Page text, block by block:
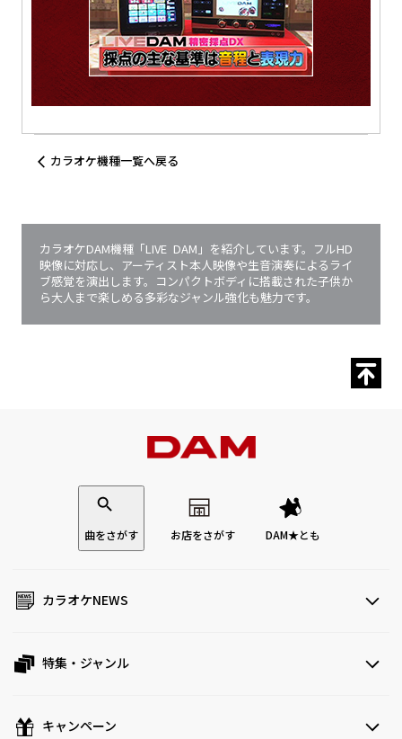
カラオケ機種一覧へ戻る
カラオケDAM機種「LIVE DAM」を紹介しています。フルHD
映像に対応し、アーティスト本人映像や生音演奏によるライ
ブ感覚を演出します。コンパクトボディに搭載された子供か
ら大人まで楽しめる多彩なジャンル強化も魅力です。
曲をさがす お店をさがす DAM★とも
カラオケNEWS
特集・ジャンル
キャンペーン